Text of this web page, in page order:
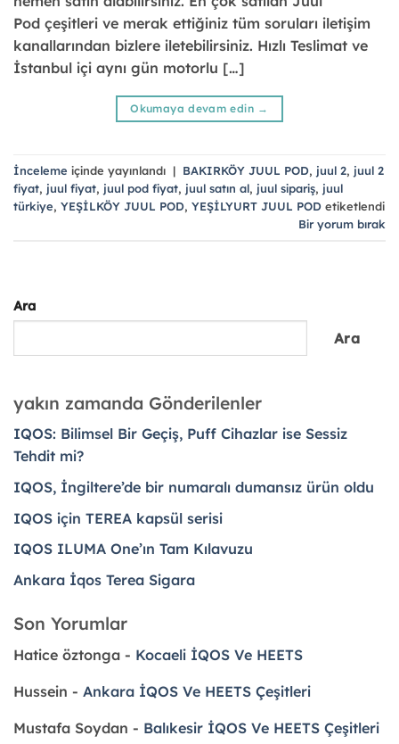
Pod çeşitleri ve merak ettiğiniz tüm soruları iletişim
kanallarından bizlere iletebilirsiniz. Hızlı Teslimat ve
İstanbul içi aynı gün motorlu […]
Okumaya devam edin →
İnceleme içinde yayınlandı | BAKIRKÖY JUUL POD, juul 2, juul 2
fiyat, juul fiyat, juul pod fiyat, juul satın al, juul sipariş, juul
türkiye, YEŞİLKÖY JUUL POD, YEŞİLYURT JUUL POD etiketlendi
Bir yorum bırak
Ara
Ara
yakın zamanda Gönderilenler
IQOS: Bilimsel Bir Geçiş, Puff Cihazlar ise Sessiz
Tehdit mi?
IQOS, İngiltere’de bir numaralı dumansız ürün oldu
IQOS için TEREA kapsül serisi
IQOS ILUMA One’ın Tam Kılavuzu
Ankara İqos Terea Sigara
Son Yorumlar
Hatice öztonga - Kocaeli İQOS Ve HEETS
Hussein - Ankara İQOS Ve HEETS Çeşitleri
Mustafa Soydan - Balıkesir İQOS Ve HEETS Çeşitleri